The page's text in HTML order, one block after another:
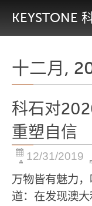
KEYSTONE
十二月,
科石对
重塑自信
12/31/2019
万物皆有魅力
道：在发现澳